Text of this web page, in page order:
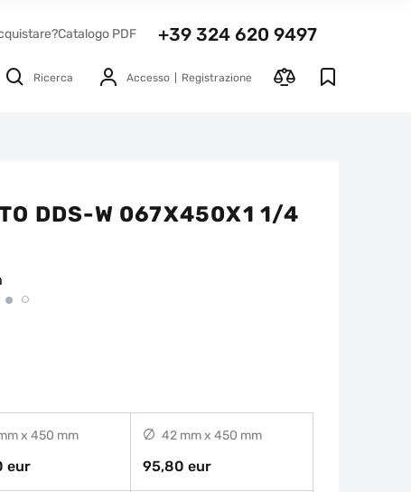
Catalogo PDF +39 324 620 9497
Ricerca Accesso Registrazione
DDS-W 067X450X1 1/4
x 450 mm
eur
42 mm x 450 mm
95,80 eur